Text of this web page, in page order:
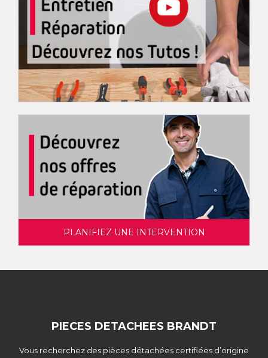
PLANIFIEZ UNE INTERVENTION
PIECES DETACHEES BRANDT
Vous recherchez des pièces détachées certifiées d’origine